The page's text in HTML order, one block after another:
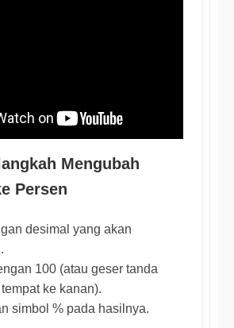
Mengubah
Persen
desimal yang akan
100 (atau geser tanda
ke kanan).
simbol % pada hasilnya.